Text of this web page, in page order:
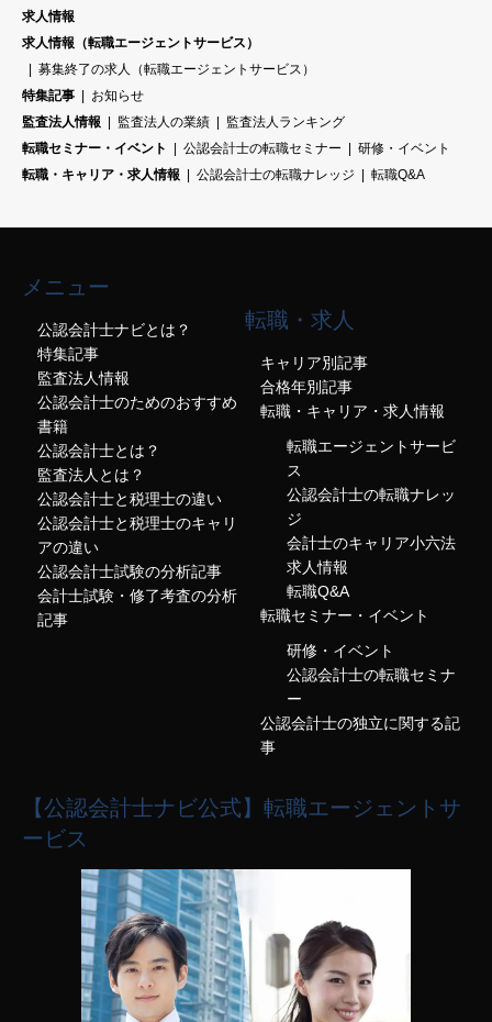
求人情報
求人情報（転職エージェントサービス）
募集終了の求人（転職エージェントサービス）
特集記事
お知らせ
監査法人情報
監査法人の業績
監査法人ランキング
転職セミナー・イベント
公認会計士の転職セミナー
研修・イベント
転職・キャリア・求人情報
公認会計士の転職ナレッジ 転職Q&A
メニュー
公認会計士ナビとは？
特集記事
監査法人情報
公認会計士のためのおすすめ
書籍
公認会計士とは？
監査法人とは？
公認会計士と税理士の違い
公認会計士と税理士のキャリ
アの違い
公認会計士試験の分析記事
会計士試験・修了考査の分析
記事
転職・求人
キャリア別記事
合格年別記事
転職・キャリア・求人情報
転職エージェントサービ
ス
公認会計士の転職ナレッ
ジ
会計士のキャリア小六法
求人情報
転職Q&A
転職セミナー・イベント
研修・イベント
公認会計士の転職セミナ
ー
公認会計士の独立に関する記
事
【公認会計士ナビ公式】転職エージェントサ
ービス